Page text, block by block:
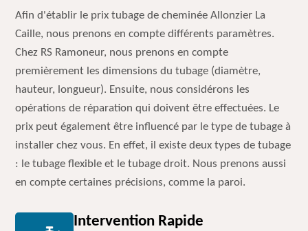
Afin d'établir le prix tubage de cheminée Allonzier La
Caille, nous prenons en compte différents paramètres.
Chez RS Ramoneur, nous prenons en compte
premièrement les dimensions du tubage (diamètre,
hauteur, longueur). Ensuite, nous considérons les
opérations de réparation qui doivent être effectuées. Le
prix peut également être influencé par le type de tubage à
installer chez vous. En effet, il existe deux types de tubage
: le tubage flexible et le tubage droit. Nous prenons aussi
en compte certaines précisions, comme la paroi.
Intervention Rapide